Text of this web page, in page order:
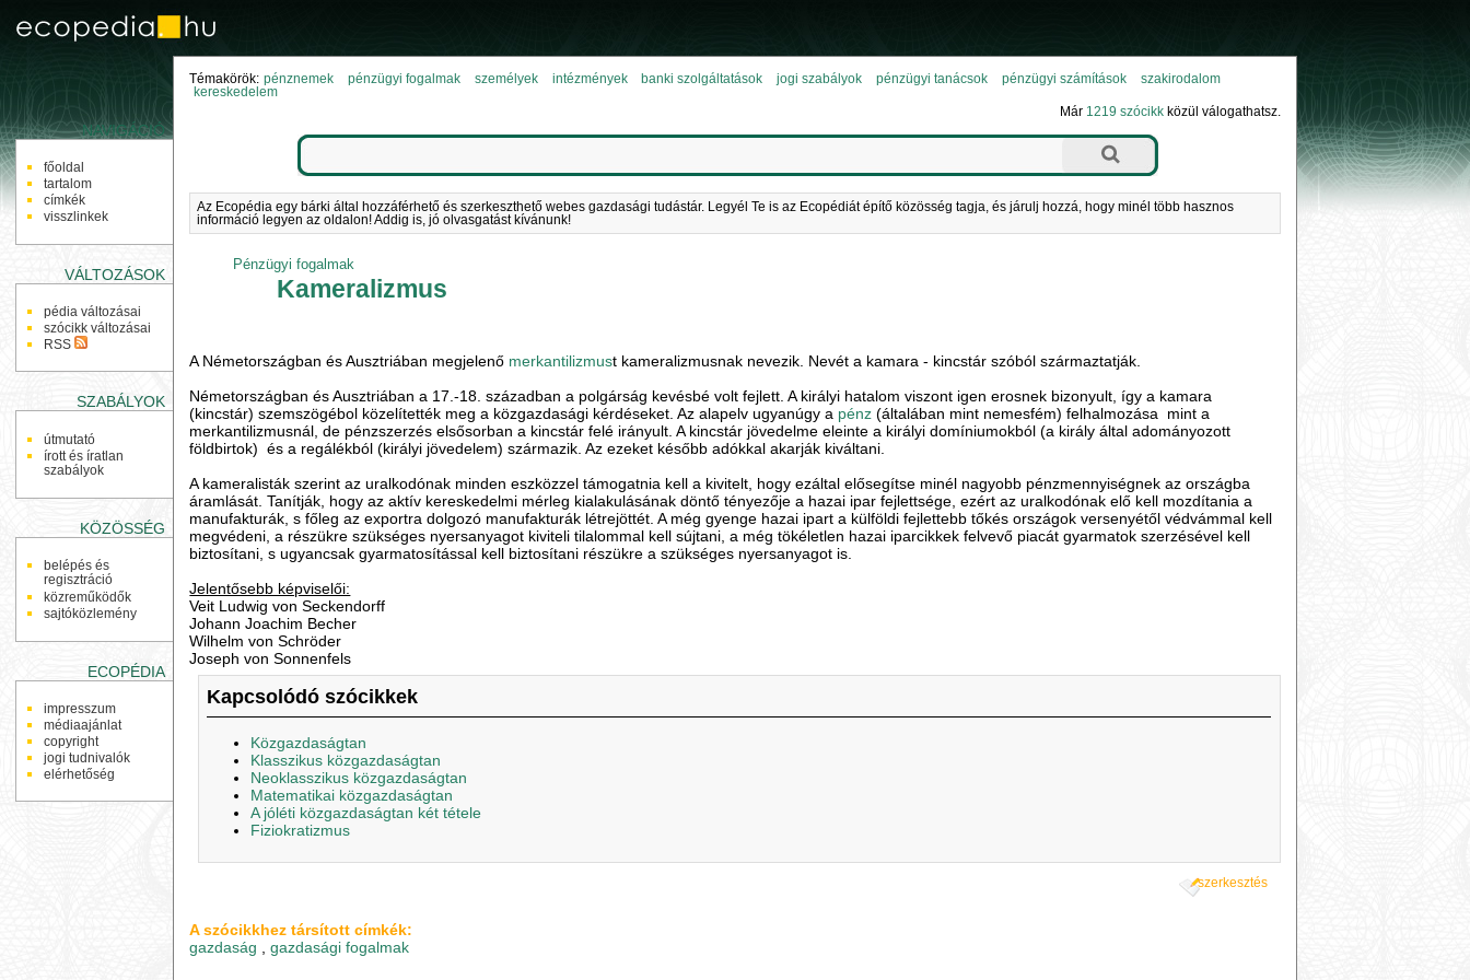
NAVIGÁCIÓ
főoldal
tartalom
címkék
visszlinkek
VÁLTOZÁSOK
pédia változásai
szócikk változásai
RSS
SZABÁLYOK
útmutató
írott és íratlan
szabályok
KÖZÖSSÉG
belépés és
regisztráció
közreműködők
sajtóközlemény
ECOPÉDIA
impresszum
médiaajánlat
copyright
jogi tudnivalók
elérhetőség
Témakörök: pénznemek pénzügyi fogalmak személyek intézmények banki szolgáltatások jogi szabályok pénzügyi tanácsok pénzügyi számítások
szakirodalom
kereskedelem
Már 1219 szócikkközül válogathatsz.
Az Ecopédia egy bárki által hozzáférhető és szerkeszthető webes gazdasági tudástár. Legyél Te is az Ecopédiát építő közösség tagja, és járulj hozzá, hogy minél több hasznos
információ legyen az oldalon! Addig is, jó olvasgatást kívánunk!
Pénzügyi fogalmak
Kameralizmus
A Németországban és Ausztriában megjelenő merkantilizmust kameralizmusnak nevezik. Nevét a kamara - kincstár szóból származtatják.
Németországban és Ausztriában a 17.-18. században a polgárság kevésbé volt fejlett. A királyi hatalom viszont igen erosnek bizonyult, így a kamara
(kincstár) szemszögébol közelítették meg a közgazdasági kérdéseket. Az alapelv ugyanúgy a pénz (általában mint nemesfém) felhalmozása mint a
merkantilizmusnál, de pénzszerzés elsősorban a kincstár felé irányult. A kincstár jövedelme eleinte a királyi domíniumokból (a király által adományozott
földbirtok) és a regálékból (királyi jövedelem) származik. Az ezeket később adókkal akarják kiváltani.
A kameralisták szerint az uralkodónak minden eszközzel támogatnia kell a kivitelt, hogy ezáltal elősegítse minél nagyobb pénzmennyiségnek az országba
áramlását. Tanítják, hogy az aktív kereskedelmi mérleg kialakulásának döntő tényezője a hazai ipar fejlettsége, ezért az uralkodónak elő kell mozdítania a
manufakturák, s főleg az exportra dolgozó manufakturák létrejöttét. A még gyenge hazai ipart a külföldi fejlettebb tőkés országok versenyétől védvámmal kell
megvédeni, a részükre szükséges nyersanyagot kiviteli tilalommal kell sújtani, a még tökéletlen hazai iparcikkek felvevő piacát gyarmatok szerzésével kell
biztosítani, s ugyancsak gyarmatosítással kell biztosítani részükre a szükséges nyersanyagot is.
Jelentősebb képviselői:
Veit Ludwig von Seckendorff
Johann Joachim Becher
Wilhelm von Schröder
Joseph von Sonnenfels
Kapcsolódó szócikkek
Közgazdaságtan
Klasszikus közgazdaságtan
Neoklasszikus közgazdaságtan
Matematikai közgazdaságtan
A jóléti közgazdaságtan két tétele
Fiziokratizmus
szerkesztés
A szócikkhez társított címkék:
gazdaság ,gazdasági fogalmak